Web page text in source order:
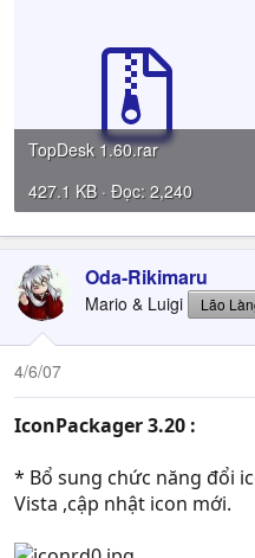
TopDesk 1.60.rar
427.1 KB · Đọc: 2,240
Oda-Rikimaru
Mario & Luigi Lão
4/6/07
IconPackager 3.20 :
* Bổ sung chức năng đổi
Vista ,cập nhật icon mới.